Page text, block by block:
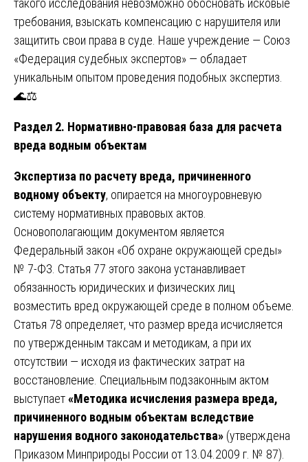
такого исследования невозможно обосновать исковые
требования, взыскать компенсацию с нарушителя или
защитить свои права в суде. Наше учреждение — Союз
«Федерация судебных экспертов» — обладает
уникальным опытом проведения подобных экспертиз.
🌊⚖️
Раздел 2. Нормативно-правовая база для расчета
вреда водным объектам
Экспертиза по расчету вреда, причиненного
водному объекту, опирается на многоуровневую
систему нормативных правовых актов.
Основополагающим документом является
Федеральный закон «Об охране окружающей среды»
№ 7-ФЗ. Статья 77 этого закона устанавливает
обязанность юридических и физических лиц
возместить вред окружающей среде в полном объеме.
Статья 78 определяет, что размер вреда исчисляется
по утвержденным таксам и методикам, а при их
отсутствии — исходя из фактических затрат на
восстановление. Специальным подзаконным актом
выступает«Методика исчисления размера вреда,
причиненного водным объектам вследствие
нарушения водного законодательства» (утверждена
Приказом Минприроды России от 13.04.2009 г. № 87).